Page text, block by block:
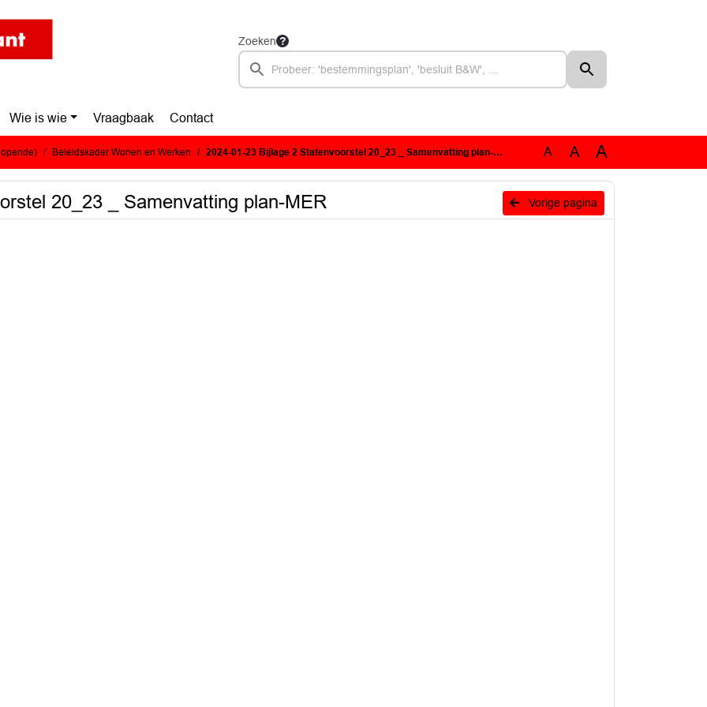
Zoeken
Wie is wie Vraagbaak Contact
Beleidskader Wonen en Werken 2024-01-23 Bijlage 2 Statenvoorstel 20_23 _ Samenvatting plan-MER A A A
Vorige pagina
20_23 _ Samenvatting plan-MER